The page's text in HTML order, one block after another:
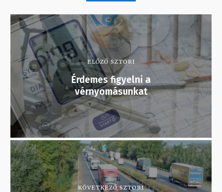
ELŐZŐ SZTORI
Érdemes figyelni a
vérnyomásunkat
KÖVETKEZŐ SZTORI